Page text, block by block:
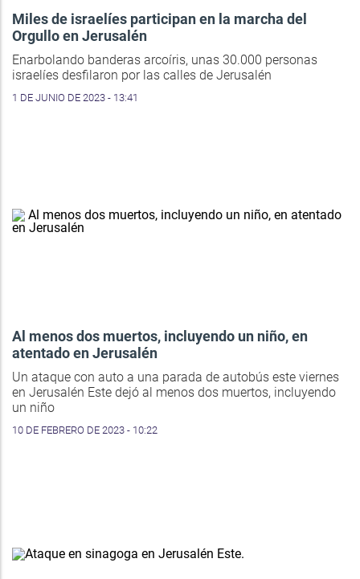
Miles de israelíes participan en la marcha del
Orgullo en Jerusalén
Enarbolando banderas arcoíris, unas 30.000 personas
israelíes desfilaron por las calles de Jerusalén
1 DE JUNIO DE 2023 - 13:41
Al menos dos muertos, incluyendo un niño, en
atentado en Jerusalén
Un ataque con auto a una parada de autobús este viernes
en Jerusalén Este dejó al menos dos muertos, incluyendo
un niño
10 DE FEBRERO DE 2023 - 10:22